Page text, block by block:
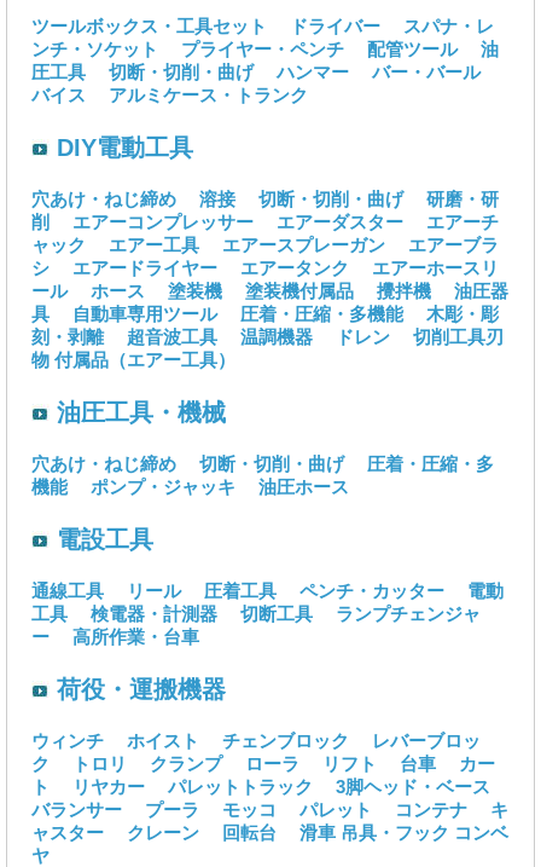
ツールボックス・工具セット ドライバー
スパナ・レ
ンチ・ソケット
プライヤー・ペンチ 配管ツール
油
圧工具
切断・切削・曲げ ハンマー
バー・バール
バイス
アルミケース・トランク
DIY電動工具
穴あけ・ねじ締め 溶接 切断・切削・曲げ
研磨・研
削
エアーコンプレッサー エアーダスター
エアーチ
ャック
エアー工具 エアースプレーガン
エアーブラ
シ
エアードライヤー エアータンク
エアーホースリ
ール
ホース 塗装機 塗装機付属品 攪拌機
油圧器
具
自動車専用ツール 圧着・圧縮・多機能
木彫・彫
刻・剥離
超音波工具 温調機器 ドレン
切削工具刃
物 付属品（エアー工具）
油圧工具・機械
穴あけ・ねじ締め 切断・切削・曲げ
圧着・圧縮・多
機能
ポンプ・ジャッキ 油圧ホース
電設工具
通線工具 リール 圧着工具 ペンチ・カッター
電動
工具
検電器・計測器 切断工具
ランプチェンジャ
ー
高所作業・台車
荷役・運搬機器
ウィンチ ホイスト チェンブロック
レバーブロッ
ク
トロリ クランプ ローラ リフト 台車
カー
ト
リヤカー パレットトラック
3脚ヘッド・ベース
バランサー
プーラ モッコ パレット コンテナ
キ
ャスター
クレーン 回転台 滑車 吊具・フック コンベ
ヤ